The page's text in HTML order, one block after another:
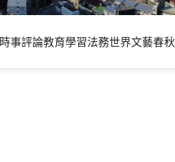
時事評論教育學習法務世界文藝春秋